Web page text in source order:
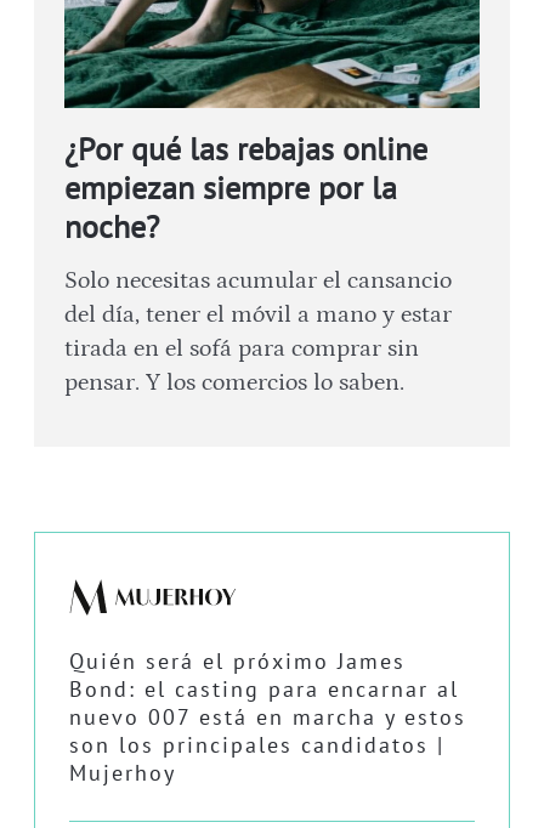
¿Por qué las rebajas online
empiezan siempre por la
noche?
Solo necesitas acumular el cansancio
del día, tener el móvil a mano y estar
tirada en el sofá para comprar sin
pensar. Y los comercios lo saben.
Quién será el próximo James
Bond: el casting para encarnar al
nuevo 007 está en marcha y estos
son los principales candidatos |
Mujerhoy